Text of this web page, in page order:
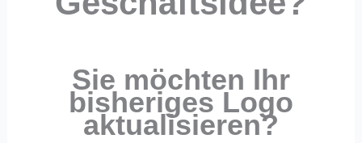
Sie möchten Ihr
bisheriges Logo
aktualisieren?